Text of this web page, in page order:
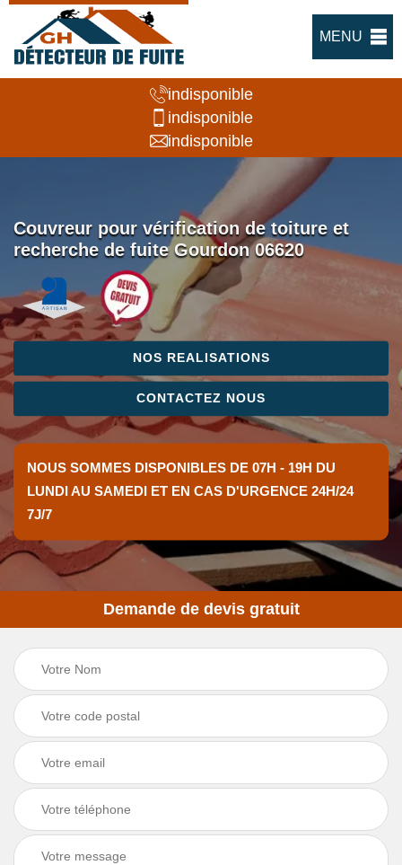
MENU
indisponible
indisponible
indisponible
Couvreur pour vérification de toiture et
recherche de fuite Gourdon 06620
NOS REALISATIONS
CONTACTEZ NOUS
NOUS SOMMES DISPONIBLES DE 07H - 19H DU
LUNDI AU SAMEDI ET EN CAS D'URGENCE 24H/24
7J/7
Demande de devis gratuit